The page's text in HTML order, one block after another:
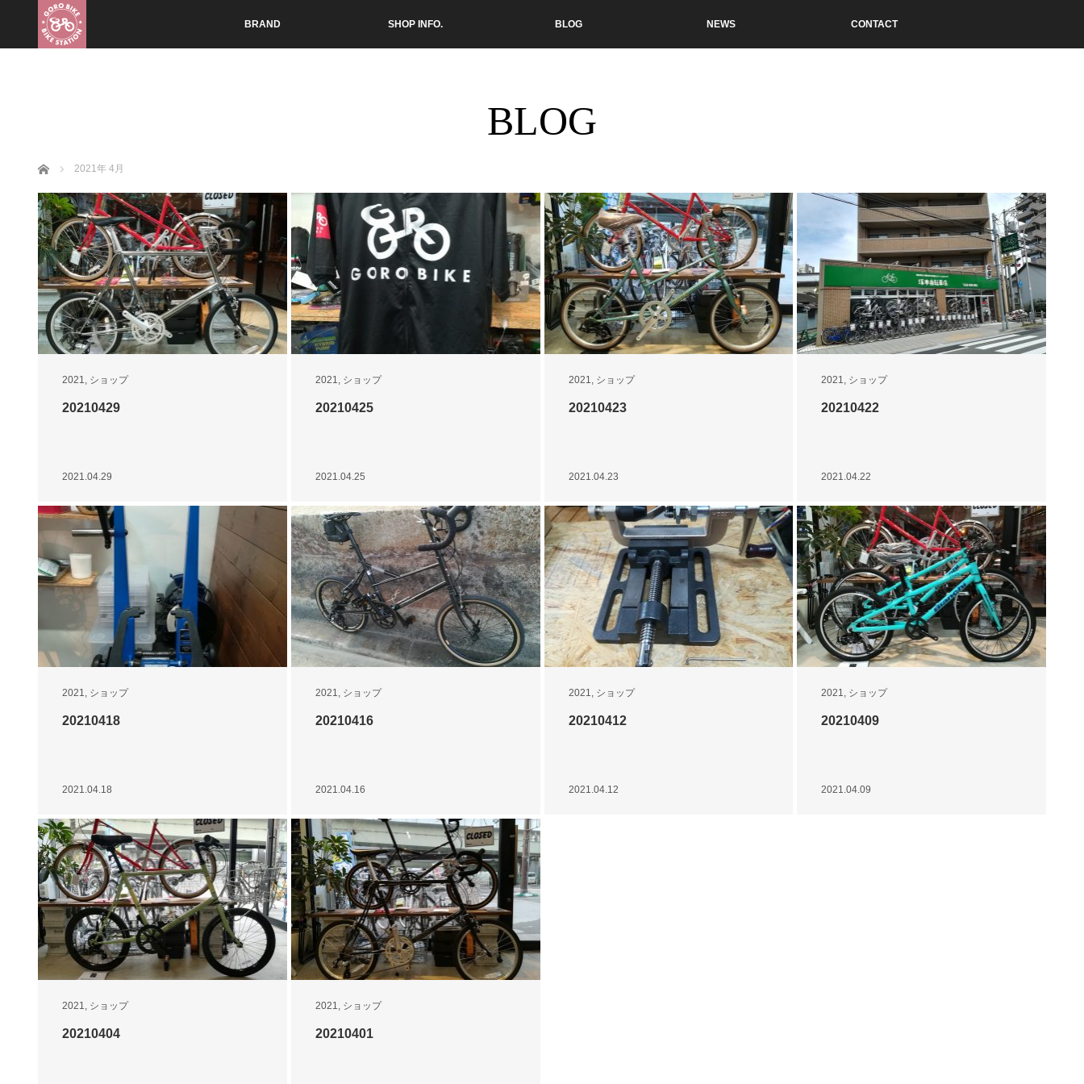
BRAND SHOP INFO. BLOG NEWS CONTACT
BLOG
ホーム 2021年 4月
2021, ショップ
20210429
2021.04.29
2021, ショップ
20210425
2021.04.25
2021, ショップ
20210423
2021.04.23
2021, ショップ
20210422
2021.04.22
2021 ショップ
20210418
2021.04.18
2021 ショップ
20210416
2021.04.16
2021 ショップ
20210412
2021.04.12
2021 ショップ
20210409
2021.04.09
2021 ショップ
20210404
2021 ショップ
20210401